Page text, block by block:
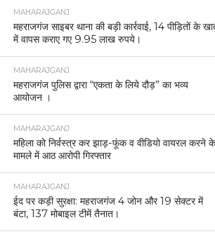
MAHARAJGANJ
महराजगंज साइबर थाना की बड़ी कार्रवाई, 14 पीड़ितों के
में वापस कराए गए 9.95 लाख रुपये।
MAHARAJGANJ
महराजगंज पुलिस द्वारा “एकता के लिये दौड़” का भव्य
आयोजन ।
MAHARAJGANJ
महिला को निर्वस्त्र कर झाड़-फूंक व वीडियो वायरल करने के
मामले में आठ आरोपी गिरफ्तार
MAHARAJGANJ
ईद पर कड़ी सुरक्षा: महराजगंज 4 जोन और 19 सेक्टर में
बंटा, 137 मोबाइल टीमें तैनात।